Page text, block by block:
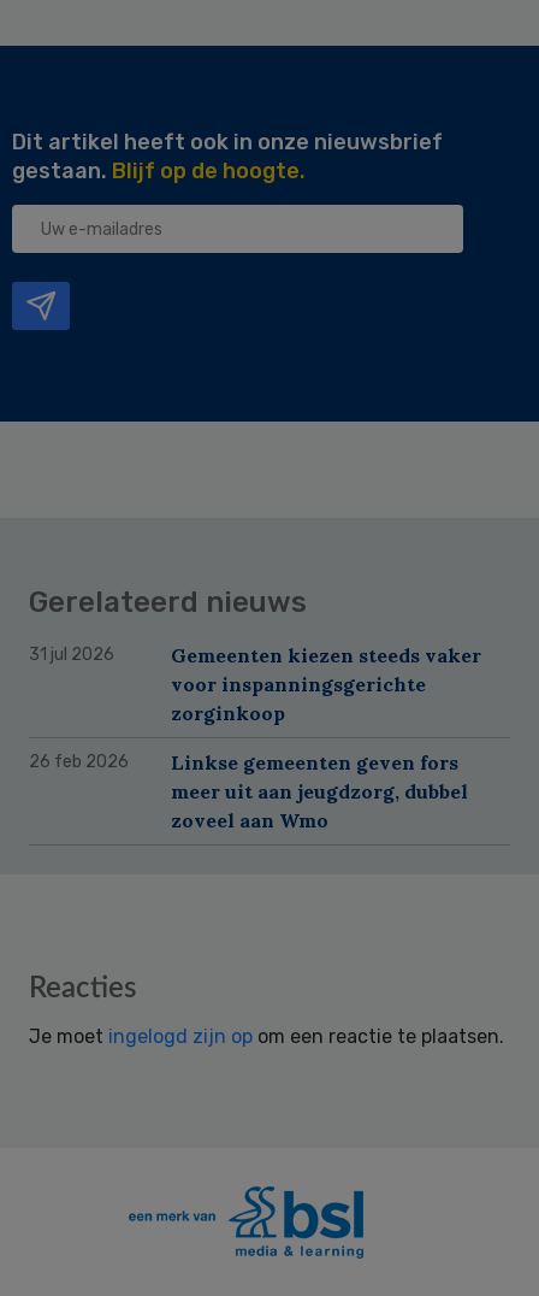
Dit artikel heeft ook in onze nieuwsbrief
gestaan. Blijf op de hoogte.
Uw
Gerelateerd nieuws
31 jul 2026
Gemeenten kiezen steeds vaker
voor inspanningsgerichte
zorginkoop
26 feb 2026
Linkse gemeenten geven fors
meer uit aan jeugdzorg, dubbel
zoveel aan Wmo
Reader
Reacties
Je moet ingelogd zijn op om een reactie te plaatsen.